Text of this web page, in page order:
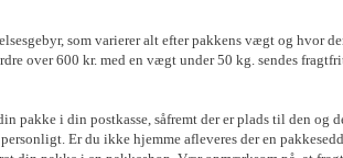
som varierer alt efter pakkens vægt og hvor
over 600 kr. med en vægt under 50 kg. sendes
pakke i din postkasse, såfremt der er plads til den
Er du ikke hjemme afleveres der en